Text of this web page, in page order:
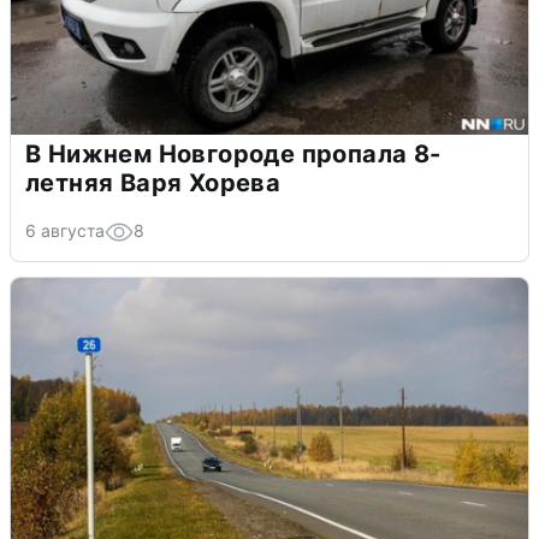
В Нижнем Новгороде пропала 8-
летняя Варя Хорева
6 августа 8